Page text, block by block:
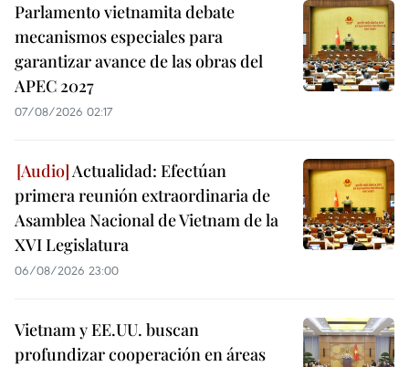
Parlamento vietnamita debate
mecanismos especiales para
garantizar avance de las obras del
APEC 2027
07/08/2026 02:17
Actualidad: Efectúan
primera reunión extraordinaria de
Asamblea Nacional de Vietnam de la
XVI Legislatura
06/08/2026 23:00
Vietnam y EE.UU. buscan
profundizar cooperación en áreas